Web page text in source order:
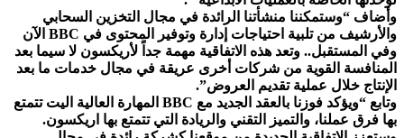
وأضاف “وستمكننا منشأتنا الرائدة في مجال التخزين السحابي
والأرشيف من تلبية احتياجات إدارة وتوفير المحتوى في BBC الآن
وفي المستقبل.. وتعد هذه الاتفاقية مهمة جداً لأريكسون لا سيما بعد
المنافسة القوية من شركات أخرى عريقة في مجال خدمات ما بعد
الإنتاج خلال عملية تقديم العروض”.
وتابع “ويؤكد فوزنا بالعقد الجديد مع BBC المهارة العالية اليت تتمتع
بها فرق عملنا، والتميز التقني والريادة التي تتمتع بها اريكسون.